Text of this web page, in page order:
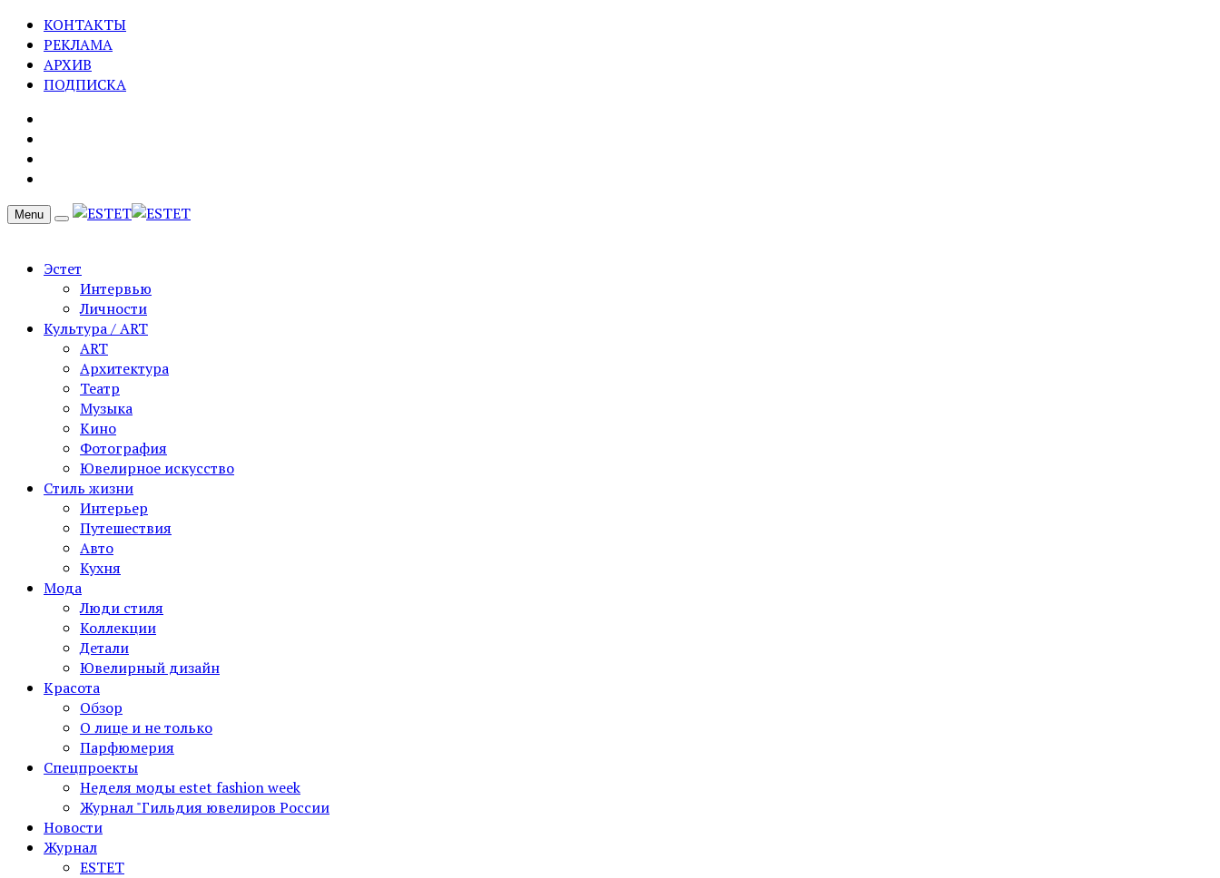
КОНТАКТЫ
РЕКЛАМА
АРХИВ
ПОДПИСКА
Menu
Эстет
Интервью
Личности
Культура / ART
ART
Архитектура
Театр
Музыка
Кино
Фотография
Ювелирное искусство
Стиль жизни
Интерьер
Путешествия
Авто
Кухня
Мода
Люди стиля
Коллекции
Детали
Ювелирный дизайн
Красота
Обзор
О лице и не только
Парфюмерия
Спецпроекты
Неделя моды estet fashion week
Журнал "Гильдия ювелиров России
Новости
Журнал
ESTET